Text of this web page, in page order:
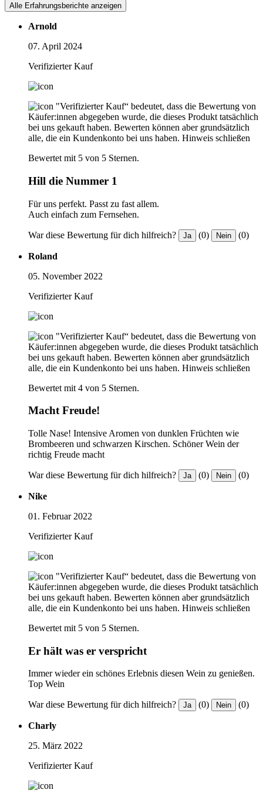
Alle Erfahrungsberichte anzeigen
Arnold
07. April 2024
Verifizierter Kauf
"Verifizierter Kauf“ bedeutet, dass die Bewertung von
Käufer:innen abgegeben wurde, die dieses Produkt tatsächlich
bei uns gekauft haben. Bewerten können aber grundsätzlich
alle, die ein Kundenkonto bei uns haben. Hinweis schließen
Bewertet mit 5 von 5 Sternen.
Hill die Nummer 1
Für uns perfekt. Passt zu fast allem.
Auch einfach zum Fernsehen.
War diese Bewertung für dich hilfreich? Ja (0) Nein (0)
Roland
05. November 2022
Verifizierter Kauf
"Verifizierter Kauf“ bedeutet, dass die Bewertung von
Käufer:innen abgegeben wurde, die dieses Produkt tatsächlich
bei uns gekauft haben. Bewerten können aber grundsätzlich
alle, die ein Kundenkonto bei uns haben. Hinweis schließen
Bewertet mit 4 von 5 Sternen.
Macht Freude!
Tolle Nase! Intensive Aromen von dunklen Früchten wie
Brombeeren und schwarzen Kirschen. Schöner Wein der
richtig Freude macht
War diese Bewertung für dich hilfreich? Ja (0) Nein (0)
Nike
01. Februar 2022
Verifizierter Kauf
"Verifizierter Kauf“ bedeutet, dass die Bewertung von
Käufer:innen abgegeben wurde, die dieses Produkt tatsächlich
bei uns gekauft haben. Bewerten können aber grundsätzlich
alle, die ein Kundenkonto bei uns haben. Hinweis schließen
Bewertet mit 5 von 5 Sternen.
Er hält was er verspricht
Immer wieder ein schönes Erlebnis diesen Wein zu genießen.
Top Wein
War diese Bewertung für dich hilfreich? Ja (0) Nein (0)
Charly
25. März 2022
Verifizierter Kauf